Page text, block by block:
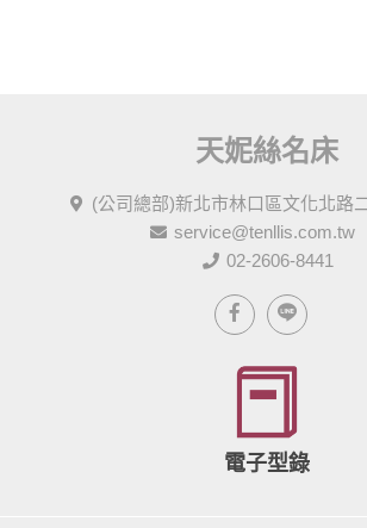
天妮絲名床
(公司總部)新北市林口區文化北路
service@tenllis.com.tw
02-2606-8441
電子型錄